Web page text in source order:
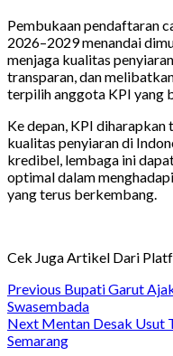
Pembukaan pendaftaran
2026–2029 menandai
menjaga kualitas
transparan, dan
terpilih anggota KPI yang
Ke depan, KPI diharapkan
kualitas penyiaran di
kredibel, lembaga ini
optimal dalam
yang terus berkembang.
Cek Juga Artikel Dari
Post
navigation
Previous Bupati Garut
Swasembada
Next Mentan Desak Usut
Semarang